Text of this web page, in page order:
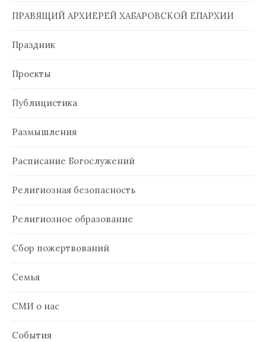
ПРАВЯЩИЙ АРХИЕРЕЙ ХАБАРОВСКОЙ ЕПАРХИИ
Праздник
Проекты
Публицистика
Размышления
Расписание Богослужений
Религиозная безопасность
Религиозное образование
Сбор пожертвований
Семья
СМИ о нас
События